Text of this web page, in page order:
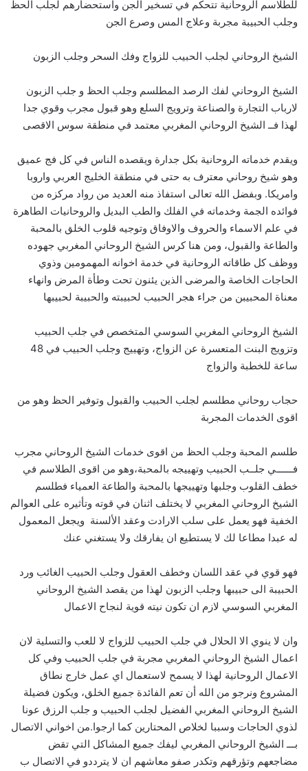
للطلاسم الروحانية تتحكم في تسخير الجن واستحضارهم لجلب الحظ
وجلب الحبيبة مجربة وعلاج المس وصرع الجن
الشيخ الروحاني لجلب الحبيب للزواج وفك السحر وجلب الزبون
الشيخ الروحاني لفك الرصد المطلسم وجلب الحظ و جلب الزبون
لارباب التجارة والصناعة وترويج السلع وهو قبول مجرب وقوي جدا
لهذا فــ الشيخ الروحاني المغربي معتمد في منطقة سوس الاقصى
ويقدم خدماته الروحانية بكل جدارة ويقصده الناس في كل فج عميق
وهو شيخ روحاني معترف به حتى في منطقة الخليج العربي واروبا
وامريكا. وبفضل الله تعالى استفاذ منه العديد من رواد مركزه من
فوائده الجمة وخدماته في الفلك والطب البديل والروحانيات الطاهرة
في علم الاسماء والحروف والاوفاق وتوجيه قلوب الخلق بالمحبة
والطاعة والقبول، ومن هنا كرس الشيخ الروحاني المغربي جهوده
ووظف كل طاقاته الروحانية في خدمة اخوانه المهمومين وذوي
الحاجات الخاصة والمرضى الذين يئنون تحت وطأة المرض وانهاء
معناة المحبيبن من جراء هجر الحبيب لحبيبته والحبيبة لحبيبها
الشيخ الروحاني المغربي السوسي المتخصص في جلب الحبيب
وتزويج البنت المتعسرة عن الزواج، وتهييج وجلب الحبيب في 48
ساعة للخطبة والزواج
حجاب روحاني مطلسم لجلب الحبيب والقبول وتوفير الحظ وهو من
اقوى الخدمات المجربة
طلسم المحبة وجلب الحظ من اقوى خدمات الشيخ الروحاني مجرب
فــــــي جلــب الحبيب وتهييجه بالمحبة،وهو من اقوى الطلاسم في
خطف القلوب وجلبها وتهييجها بالمحبة والطاعة العمياء فطلسم
الشيخ الروحاني المغربي لا يختلف اثنان في قوته وتأثيره على العوالم
الخفية فهو يعمل على سلب الارادت وعقد الألسنة ويجعل المعمول
له عبدا مطاعا لك لا يستطيع ان يفارقك ولا يستغني عنك
فهو قوي في عقد اللسان وخطف العقول وجلب الحبيب الغائب ورد
الحبيبة الى حبيبها وجلب الزبون لهذا من يقصد الشيخ الروحاني
المغربي السوسي لازم ان تكون نيته قوية لنجاح الاعمال
وان لا ينوي الا الحلال في جلب الحبيب للزواج لا للعب والتسلية لان
اعمال الشيخ الروحاني المغربي مجربة في جلب الحبيب وفي كل
الاعمال الروحانية لهذا لا يسمح لاستعمال اي عمل خارج نطاق
المشروع ونرجو من الله أن تعم الفائدة جميع الخلق، ويكون فضيلة
الشيخ الروحاني المغربي الفضيل لجلب الحبيب و جلب الرزق عونا
لذوي الحاجات وسببا لخلاص المحتارين كما ارجوا.من اخواني الاتصال
بـــ الشيخ الروحاني المغربي ليفك جميع المشاكل التي تقض
مضاجعهم وتؤرقهم وتكدر صفو معاشهم ان لا يترددو في الاتصال ب